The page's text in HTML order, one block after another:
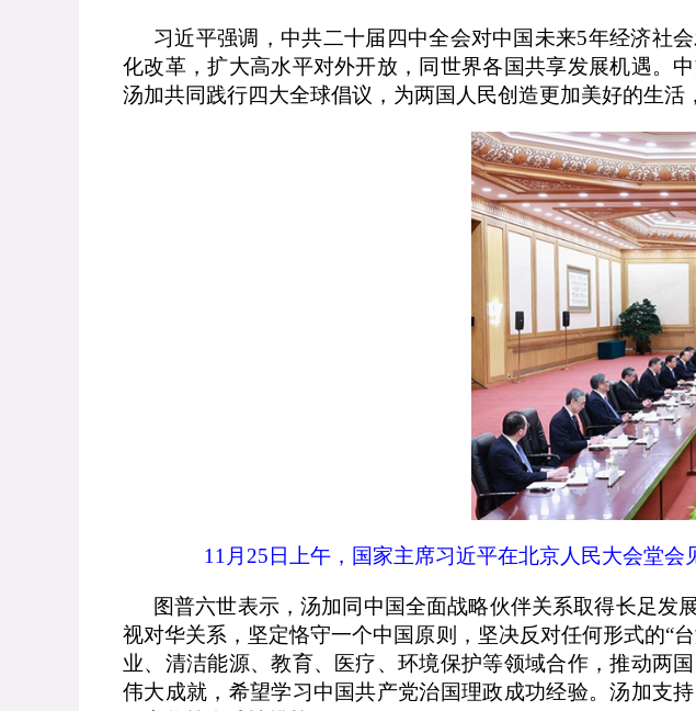
习近平强调，中共二十届四中全会对中国未来5年经济社
化改革，扩大高水平对外开放，同世界各国共享发展机遇。
汤加共同践行四大全球倡议，为两国人民创造更加美好的生
11 月 25 日上午，国家主席习近平在北京人民大会堂
图普六世表示，汤加同中国全面战略伙伴关系取得长足
视对华关系，坚定恪守一个中国原则，坚决反对任何形式的“
业、清洁能源、教育、医疗、环境保护等领域合作，推动两
伟大成就，希望学习中国共产党治国理政成功经验。汤加支